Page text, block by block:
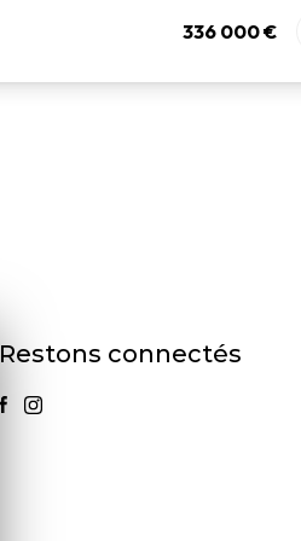
336 000 €
Restons connectés